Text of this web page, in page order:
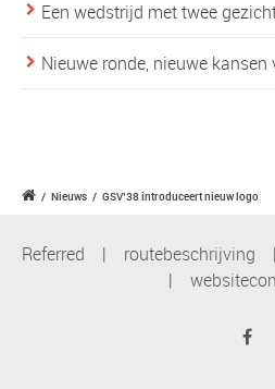
Een wedstrijd met twee
Nieuwe ronde, nieuwe kansen
/ Nieuws / GSV’38 introduceert nieuw logo
Referred | routebeschrijving
|